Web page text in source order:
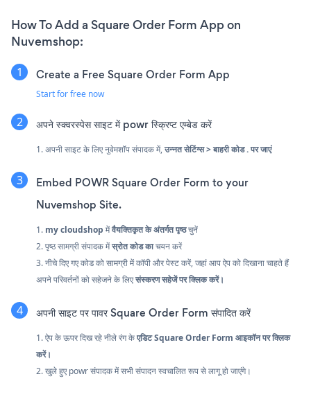
How To Add a Square Order Form App on
Nuvemshop:
Create a Free Square Order Form App
Start for free now
अपने स्क्वरस्पेस साइट में powr स्क्रिप्ट एम्बेड करें
1. अपनी साइट के लिए नुवेमशॉप संपादक में,उन्नत सेटिंग्स > बाहरी कोड . पर जाएं
Embed POWR Square Order Form to your
Nuvemshop Site.
1. my cloudshop मेंवैयक्तिकृत केअंतर्गत पृष्ठचुनें
2. पृष्ठ सामग्री संपादक मेंस्रोत कोड काचयन करें
3. नीचे दिए गए कोड को सामग्री में कॉपी और पेस्ट करें, जहां आप ऐप को दिखाना चाहते हैं
अपने परिवर्तनों को सहेजने के लिएसंस्करण सहेजें पर क्लिक करें।
अपनी साइट पर पावर Square Order Form संपादित करें
1. ऐप के ऊपर दिख रहे नीले रंग केएडिट Square Order Form आइकॉन पर क्लिक
करें।
2. खुले हुए powr संपादक में सभी संपादन स्वचालित रूप से लागू हो जाएंगे।